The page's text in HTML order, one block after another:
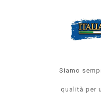
Siamo
qualità per